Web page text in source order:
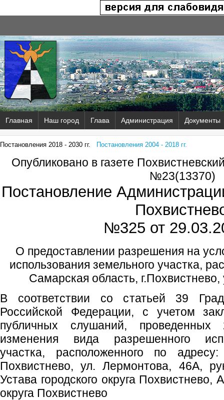
Главная Наш город Глава Администрация Документы
Постановления 2018 - 2030 гг. Постановления 2004 - 2018 гг.
Опубликовано в газете
№23(13370)
Постановление
№325 от
О предоставлении разрешения на
использования земельного участка,
Самарская область,
В соответствии со статьей 39
Российской Федерации, с учетом
публичных слушаний, проведенных
изменения вида разрешенного
участка, расположенного по
Похвистнево, ул. Лермонтова, 46А,
Устава городского округа Похвистнево,
округа Похвистнево